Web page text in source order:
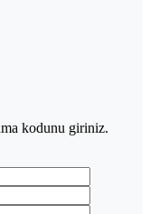
kodunu giriniz.